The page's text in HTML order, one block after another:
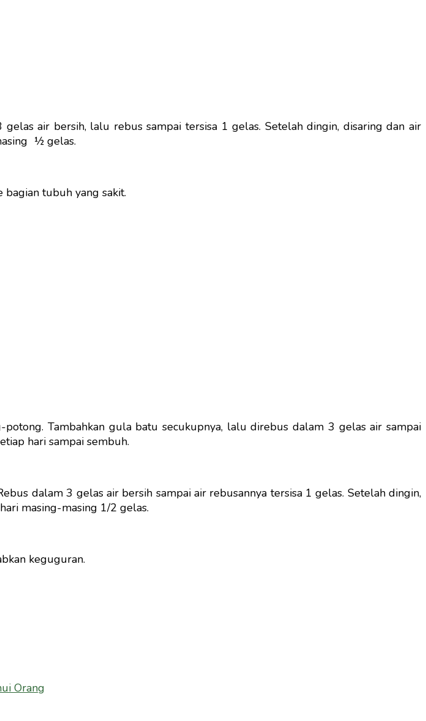
air bersih, lalu rebus sampai tersisa 1 gelas. Setelah dingin, disaring dan air
½ gelas.
tubuh yang sakit.
Tambahkan gula batu secukupnya, lalu direbus dalam 3 gelas air sampai
hari sampai sembuh.
dalam 3 gelas air bersih sampai air rebusannya tersisa 1 gelas. Setelah dingin,
masing-masing 1/2 gelas.
keguguran.
Orang